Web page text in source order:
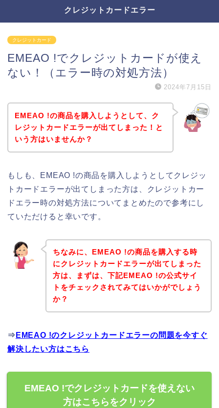
クレジットカードエラー
クレジットカード
EMEAO !でクレジットカードが使え
ない！（エラー時の対処方法）
2024年7月15日
EMEAO !の商品を購入しようとして、ク
レジットカードエラーが出てしまった！と
いう方はいませんか？
もしも、EMEAO !の商品を購入しようとしてクレジッ
トカードエラーが出てしまった方は、クレジットカー
ドエラー時の対処方法についてまとめたので参考にし
ていただけると幸いです。
ちなみに、EMEAO !の商品を購入する時
にクレジットカードエラーが出てしまった
方は、まずは、下記EMEAO !の公式サイ
トをチェックされてみてはいかがでしょう
か？
⇒ EMEAO !のクレジットカードエラーの問題を今すぐ
解決したい方はこちら
EMEAO !でクレジットカードを使えない
方はこちらをクリック